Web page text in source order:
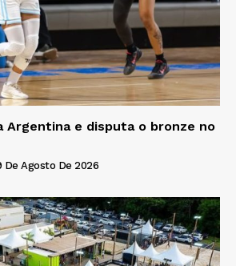
Argentina e disputa o bronze no
De Agosto De 2026